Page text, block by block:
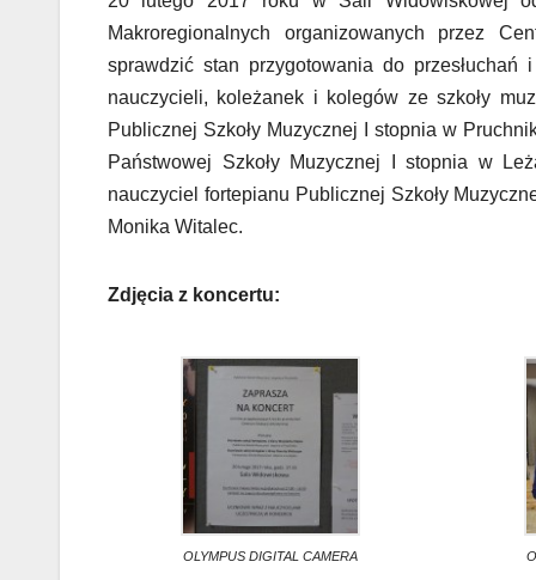
Makroregionalnych organizowanych przez
sprawdzić stan przygotowania do
nauczycieli, koleżanek i kolegów ze szkoły
Publicznej Szkoły Muzycznej I stopnia w
Państwowej Szkoły Muzycznej I stopnia w
nauczyciel fortepianu Publicznej Szkoły
Monika Witalec.
Zdjęcia z koncertu:
OLYMPUS DIGITAL CAMERA